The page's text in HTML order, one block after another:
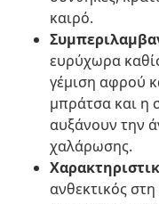
καιρό.
ευρύχωρα
γέμιση αφρού
μπράτσα και η
αυξάνουν την
χαλάρωσης.
ανθεκτικός